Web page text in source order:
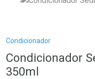
Ir direto para o carrinho
Breadcrumb
Condicionador
Condicionador
350ml